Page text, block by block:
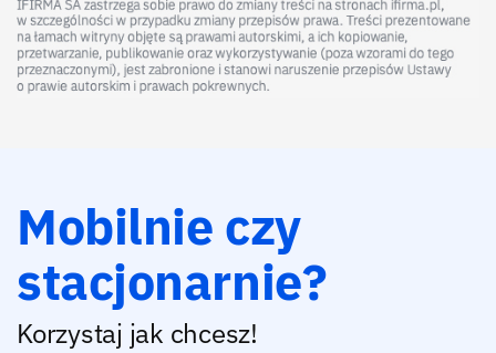
Mobilnie czy
stacjonarnie?
Korzystaj jak chcesz!